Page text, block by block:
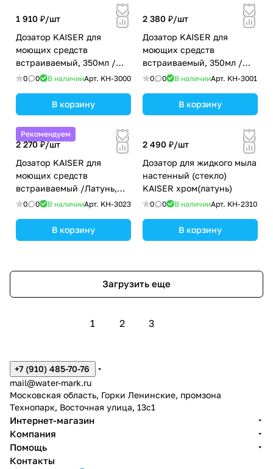
1 910 ₽/шт
Дозатор KAISER для
моющих средств
встраиваемый, 350мл /
Латунь,пластик /Хром
0 0 В наличииАрт. KH-3000
В корзину
2 380 ₽/шт
Дозатор KAISER для
моющих средств
встраиваемый, 350мл /
Латунь,пластик /Бронза
0 0 В наличииАрт. KH-3001
В корзину
Рекомендуем
2 270 ₽/шт
Дозатор KAISER для
моющих средств
встраиваемый /Латунь,
пластик /Песочный
0 0 В наличииАрт. KH-3023
В корзину
2 490 ₽/шт
Дозатор для жидкого мыла
настенный (стекло)
KAISER хром(латунь)
0 0 В наличииАрт. KH-2310
В корзину
Загрузить еще
1 2 3
+7 (910) 485-70-76
mail@water-mark.ru
Московская область, Горки Ленинские, промзона
Технопарк, Восточная улица, 13с1
Интернет-магазин
Компания
Помощь
Контакты